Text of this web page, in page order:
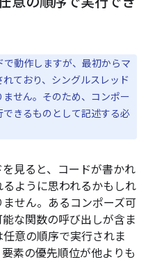
動作しますが、最初からマ
ており、シングルスレッド
せん。そのため、コンポー
きるものとして記述する必
見ると、コードが書かれ
ように思われるかもしれ
せん。あるコンポーズ可
な関数の呼び出しが含ま
意の順序で実行されま
素の優先順位が他よりも